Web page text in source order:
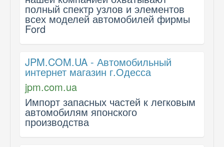
полный спектр узлов и элементов
всех моделей автомобилей фирмы
Ford
JPM.COM.UA - Автомобильный
интернет магазин г.Одесса
jpm.com.ua
Импорт запасных частей к легковым
автомобилям японского
производства